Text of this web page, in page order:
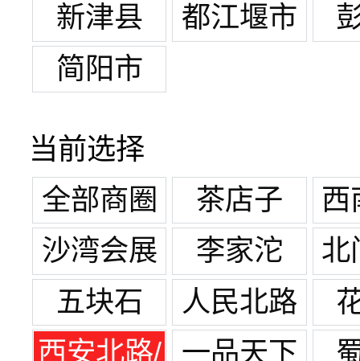
新津县
都江堰市
简阳市
当前选择
全部商圈
茶店子
西
沙湾会展
中心
李家沱
北
五块石
人民北路
西安北路/
一品天下